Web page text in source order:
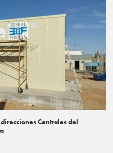
Centrales del